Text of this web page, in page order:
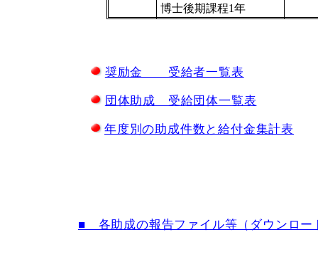
博士後期課程1年
奨励金 受給者一覧表
団体助成 受給団体一覧表
年度別の助成件数と給付金集計表
■ 各助成の報告ファイル等（ダウンロー